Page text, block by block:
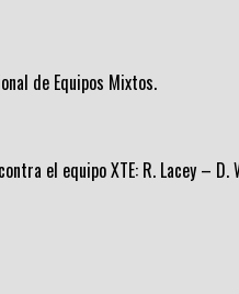
de Equipos Mixtos.
el equipo XTE: R. Lacey –